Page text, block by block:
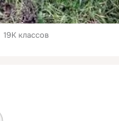
19K классов